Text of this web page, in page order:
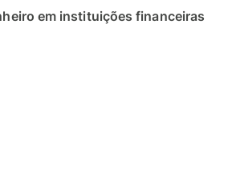
em instituições financeiras